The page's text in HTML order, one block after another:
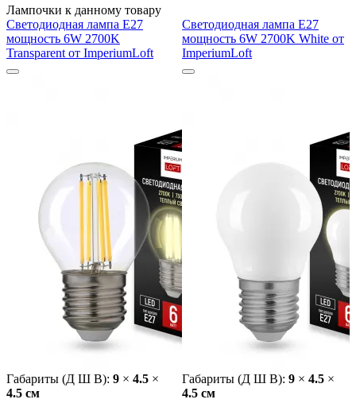
Лампочки к данному товару
Светодиодная лампа E27
мощность 6W 2700K
Transparent от ImperiumLoft
Габариты (Д Ш В): 9 × 4.5 ×
4.5 cм
Светодиодная лампа E27
мощность 6W 2700K White от
ImperiumLoft
Габариты (Д Ш В): 9 × 4.5 ×
4.5 cм